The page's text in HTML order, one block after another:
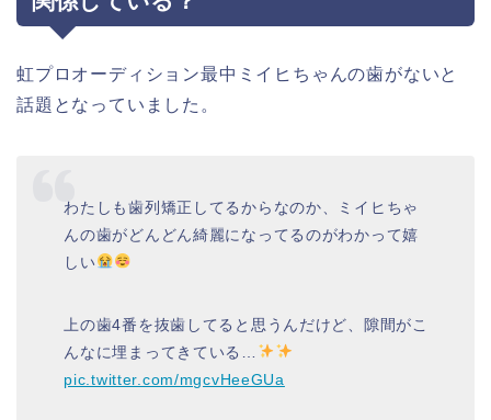
虹プロオーディション最中ミイヒちゃんの歯がないと
話題となっていました。
わたしも歯列矯正してるからなのか、ミイヒちゃ
んの歯がどんどん綺麗になってるのがわかって嬉
しい
上の歯4番を抜歯してると思うんだけど、隙間がこ
んなに埋まってきている…
pic.twitter.com/mgcvHeeGUa